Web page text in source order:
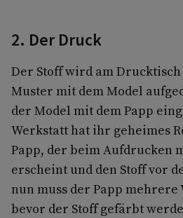
2. Der Druck
Der Stoff wird am
Muster mit dem Model
der Model mit dem Papp
Werkstatt hat ihr geheimes
Papp, der beim Aufdrucken
erscheint und den Stoff vor
nun muss der Papp mehrere
bevor der Stoff gefärbt